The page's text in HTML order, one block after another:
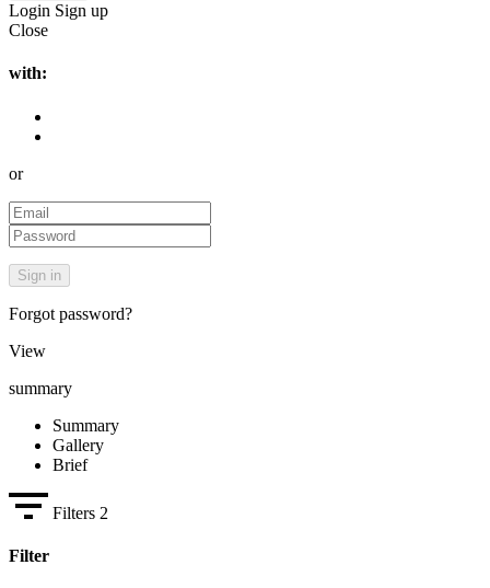
Login Sign up
Close
with:
or
Forgot password?
View
summary
Summary
Gallery
Brief
Filters 2
Filter